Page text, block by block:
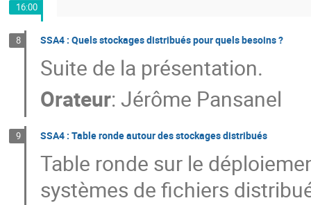
16:00
8 SSA4 : Quels stockages distribués pour quels besoins ?
Suite de la présentation.
Orateur:Jérôme Pansanel
9 SSA4 : Table ronde autour des stockages distribués
Table ronde sur le
systèmes de fichiers